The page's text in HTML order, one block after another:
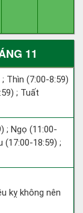
11
Thìn (7:00-8:59)
; Tuất
; Ngọ (11:00-
(17:00-18:59) ;
kỵ không nên